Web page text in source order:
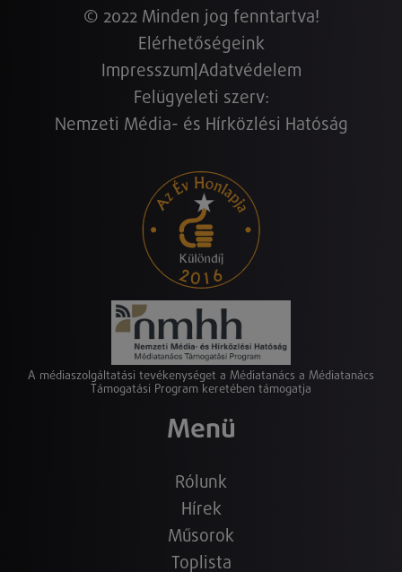
© 2022 Minden jog fenntartva!
Elérhetőségeink
Impresszum Adatvédelem
Felügyeleti szerv:
Nemzeti Média- és Hírközlési Hatóság
A médiaszolgáltatási tevékenységet a Médiatanács a Médiatanács
Támogatási Program keretében támogatja
Menü
Rólunk
Hírek
Műsorok
Toplista